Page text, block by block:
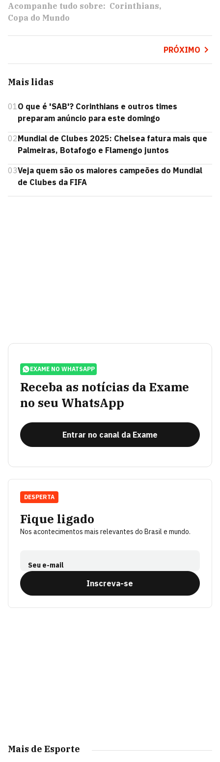
Acompanhe tudo sobre: Corinthians
Copa do Mundo
PRÓXIMO
Mais lidas
01O que é 'SAB'? Corinthians e outros times
preparam anúncio para este domingo
02Mundial de Clubes 2025: Chelsea fatura mais que
Palmeiras, Botafogo e Flamengo juntos
03Veja quem são os maiores campeões do Mundial
de Clubes da FIFA
EXAME NO WHATSAPP
Receba as notícias da Exame
no seu WhatsApp
Entrar no canal da Exame
Fique ligado
Nos acontecimentos mais relevantes do Brasil e mundo.
Seu e-mail
Inscreva-se
DESPERTA
Mais de Esporte